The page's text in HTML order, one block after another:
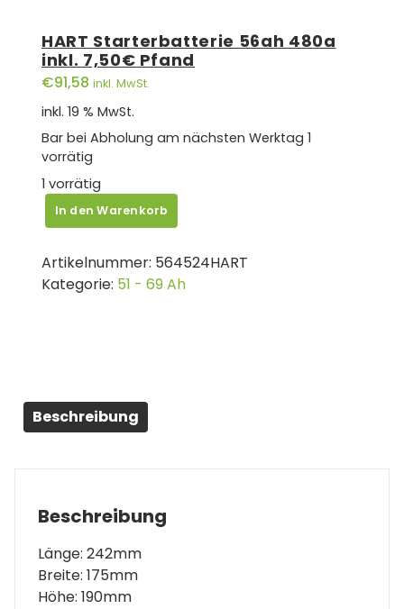
HART Starterbatterie 56ah 480a
inkl. 7,50€ Pfand
€91,58 inkl. MwSt.
inkl. 19 % MwSt.
Bar bei Abholung am nächsten Werktag 1
vorrätig
1 vorrätig
HART
Starterbatterie
480a
inkl.
In den Warenkorb
Artikelnummer: 564524HART
Kategorie: 51 - 69 Ah
Beschreibung
Beschreibung
Länge: 242mm
Breite: 175mm
Höhe: 190mm